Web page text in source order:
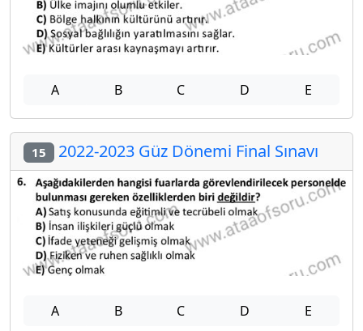
A B C D E
15 2022-2023 Güz Dönemi Final Sınavı
A B C D E